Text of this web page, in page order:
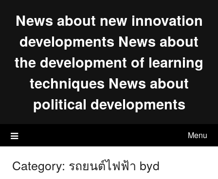
News about new innovation
developments News about
the development of learning
techniques News about
political developments
Menu
Category: รถยนต์ไฟฟ้า byd